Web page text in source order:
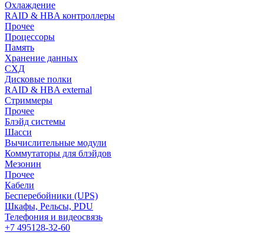
Охлаждение
RAID & HBA контроллеры
Прочее
Процессоры
Память
Хранение данных
СХД
Дисковые полки
RAID & HBA external
Стриммеры
Прочее
Блэйд системы
Шасси
Вычислительные модули
Коммутаторы для блэйдов
Мезонин
Прочее
Кабели
Бесперебойники (UPS)
Шкафы, Рельсы, PDU
Телефония и видеосвязь
+7 495128-32-60